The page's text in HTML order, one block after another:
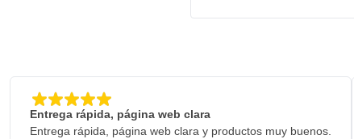
Entrega rápida, página web clara
Entrega rápida, página web clara y productos muy buenos.